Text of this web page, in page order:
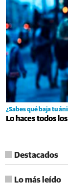
¿Sabes qué baja tu
Lo haces todos
Destacados
Lo más leído